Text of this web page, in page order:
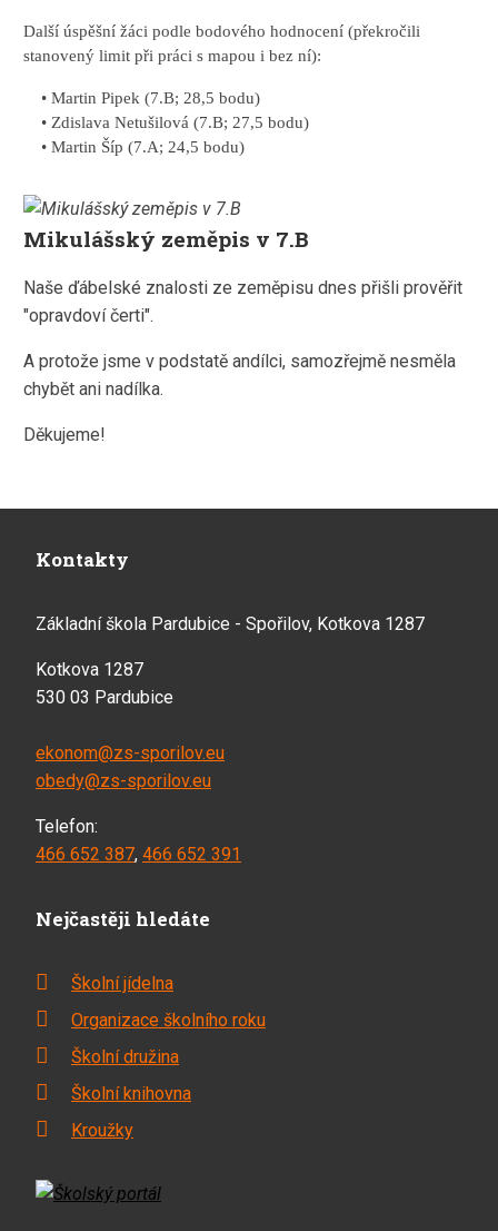
Další úspěšní žáci podle bodového hodnocení (překročili
stanovený limit při práci s mapou i bez ní):
• Martin Pipek (7.B; 28,5 bodu)
• Zdislava Netušilová (7.B; 27,5 bodu)
• Martin Šíp (7.A; 24,5 bodu)
Mikulášský zeměpis v 7.B
Naše ďábelské znalosti ze zeměpisu dnes přišli prověřit
"opravdoví čerti".
A protože jsme v podstatě andílci, samozřejmě nesměla
chybět ani nadílka.
Děkujeme!
Kontakty
Základní škola Pardubice - Spořilov, Kotkova 1287
Kotkova 1287
530 03 Pardubice
ekonom@zs-sporilov.eu
obedy@zs-sporilov.eu
Telefon:
466 652 387, 466 652 391
Nejčastěji hledáte
Školní jídelna
Organizace školního roku
Školní družina
Školní knihovna
Kroužky